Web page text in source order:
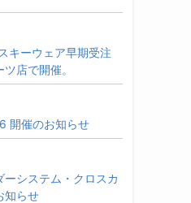
キーウェア早期受注
店で開催。
開催のお知らせ
ーシステム・クロスカ
知らせ